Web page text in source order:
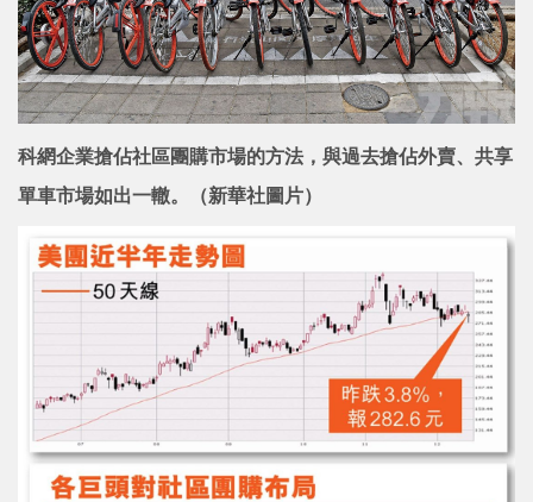
科網企業搶佔社區團購市場的方法，與過去搶佔外賣、共享
單車市場如出一轍。（新華社圖片）